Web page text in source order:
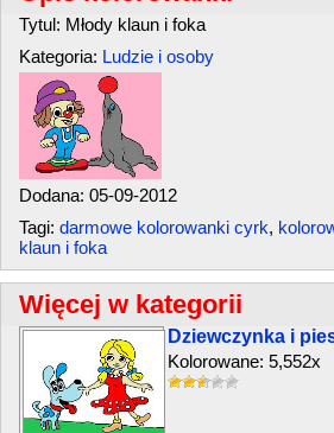
Tytul: Młody klaun i foka
Kategoria: Ludzie i osoby
Dodana: 05-09-2012
Tagi: darmowe kolorowanki cyrk,
klaun i foka
Więcej w kategorii
Dziewczynka i
Kolorowane: 5,552x